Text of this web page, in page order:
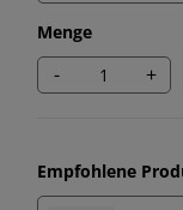
Menge
- +
Empfohlene